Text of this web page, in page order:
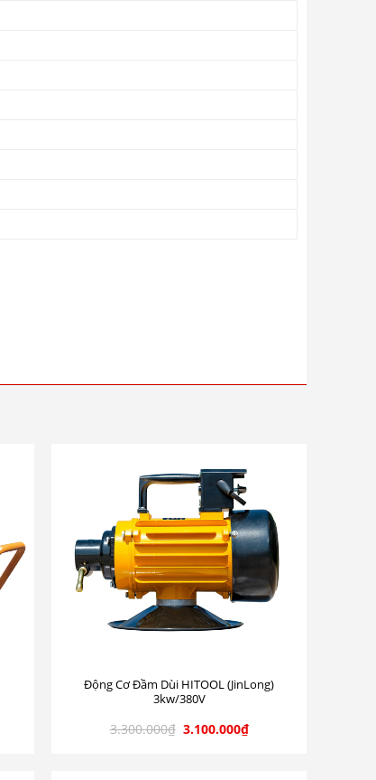
Động Cơ Đầm Dùi HITOOL (JinLong)
3kw/380V
3.300.000₫ 3.100.000₫